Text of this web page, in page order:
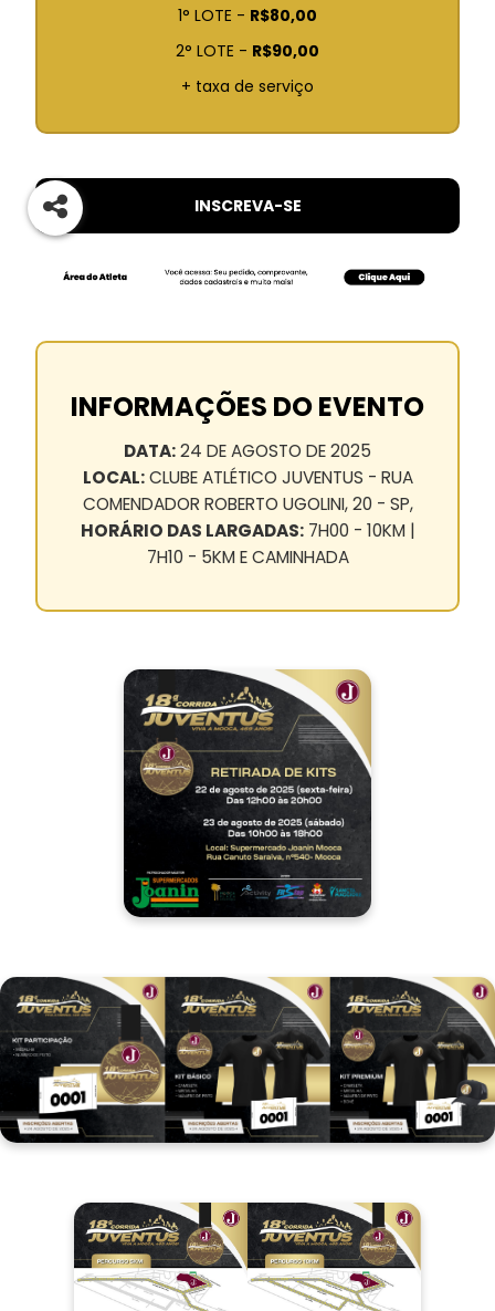
1° LOTE - R$80,00
2° LOTE - R$90,00
+ taxa de serviço
INSCREVA-SE
INFORMAÇÕES DO EVENTO
DATA:24 DE AGOSTO DE 2025
LOCAL:CLUBE ATLÉTICO JUVENTUS - RUA
COMENDADOR ROBERTO UGOLINI, 20 - SP,
HORÁRIO DAS LARGADAS:7H00 - 10KM |
7H10 - 5KM E CAMINHADA